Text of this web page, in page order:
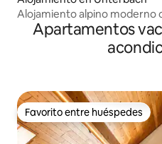
Alojamiento alpino moderno
Apartamentos
Favorito entre huéspedes
Favorito entre huéspedes